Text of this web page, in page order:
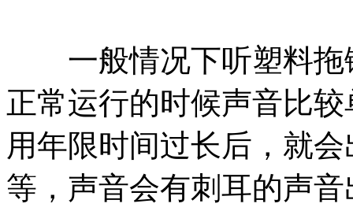
一般情况下听塑料拖
正常运行的时候声音比
用年限时间过长后，就
等，声音会有刺耳